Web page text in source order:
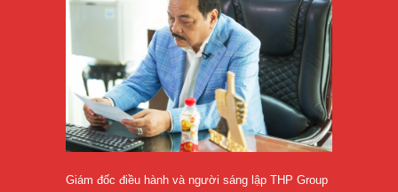
Giám đốc điều hành và người sáng lập THP Group